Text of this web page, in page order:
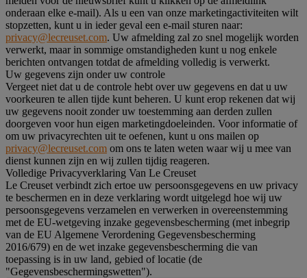
onderaan elke e-mail). Als u een van onze marketingactiviteiten wilt
stopzetten, kunt u in ieder geval een e-mail sturen naar:
privacy@lecreuset.com. Uw afmelding zal zo snel mogelijk worden
verwerkt, maar in sommige omstandigheden kunt u nog enkele
berichten ontvangen totdat de afmelding volledig is verwerkt.
Uw gegevens zijn onder uw controle
Vergeet niet dat u de controle hebt over uw gegevens en dat u uw
voorkeuren te allen tijde kunt beheren. U kunt erop rekenen dat wij
uw gegevens nooit zonder uw toestemming aan derden zullen
doorgeven voor hun eigen marketingdoeleinden. Voor informatie of
om uw privacyrechten uit te oefenen, kunt u ons mailen op
privacy@lecreuset.com om ons te laten weten waar wij u mee van
dienst kunnen zijn en wij zullen tijdig reageren.
Volledige Privacyverklaring Van Le Creuset
Le Creuset verbindt zich ertoe uw persoonsgegevens en uw privacy
te beschermen en in deze verklaring wordt uitgelegd hoe wij uw
persoonsgegevens verzamelen en verwerken in overeenstemming
met de EU-wetgeving inzake gegevensbescherming (met inbegrip
van de EU Algemene Verordening Gegevensbescherming
2016/679) en de wet inzake gegevensbescherming die van
toepassing is in uw land, gebied of locatie (de
"Gegevensbeschermingswetten").